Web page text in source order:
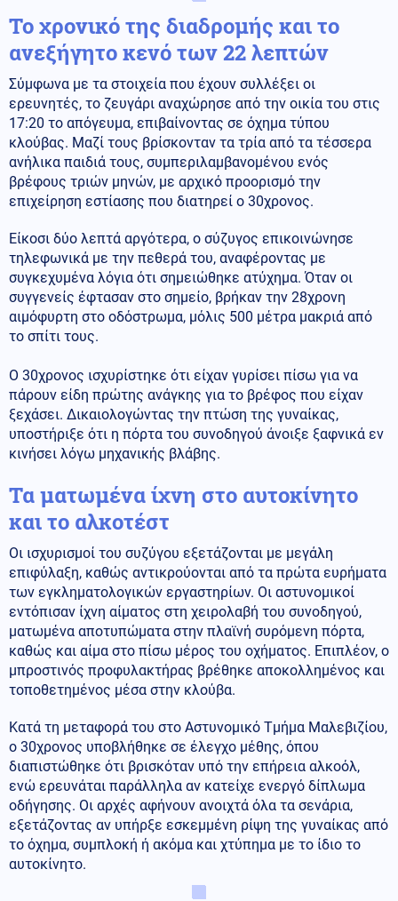
Το χρονικό της διαδρομής και το
ανεξήγητο κενό των 22 λεπτών
Σύμφωνα με τα στοιχεία που έχουν συλλέξει οι
ερευνητές, το ζευγάρι αναχώρησε από την οικία του στις
17:20 το απόγευμα, επιβαίνοντας σε όχημα τύπου
κλούβας. Μαζί τους βρίσκονταν τα τρία από τα τέσσερα
ανήλικα παιδιά τους, συμπεριλαμβανομένου ενός
βρέφους τριών μηνών, με αρχικό προορισμό την
επιχείρηση εστίασης που διατηρεί ο 30χρονος.
Είκοσι δύο λεπτά αργότερα, ο σύζυγος επικοινώνησε
τηλεφωνικά με την πεθερά του, αναφέροντας με
συγκεχυμένα λόγια ότι σημειώθηκε ατύχημα. Όταν οι
συγγενείς έφτασαν στο σημείο, βρήκαν την 28χρονη
αιμόφυρτη στο οδόστρωμα, μόλις 500 μέτρα μακριά από
το σπίτι τους.
Ο 30χρονος ισχυρίστηκε ότι είχαν γυρίσει πίσω για να
πάρουν είδη πρώτης ανάγκης για το βρέφος που είχαν
ξεχάσει. Δικαιολογώντας την πτώση της γυναίκας,
υποστήριξε ότι η πόρτα του συνοδηγού άνοιξε ξαφνικά εν
κινήσει λόγω μηχανικής βλάβης.
Τα ματωμένα ίχνη στο αυτοκίνητο
και το αλκοτέστ
Οι ισχυρισμοί του συζύγου εξετάζονται με μεγάλη
επιφύλαξη, καθώς αντικρούονται από τα πρώτα ευρήματα
των εγκληματολογικών εργαστηρίων. Οι αστυνομικοί
εντόπισαν ίχνη αίματος στη χειρολαβή του συνοδηγού,
ματωμένα αποτυπώματα στην πλαϊνή συρόμενη πόρτα,
καθώς και αίμα στο πίσω μέρος του οχήματος. Επιπλέον, ο
μπροστινός προφυλακτήρας βρέθηκε αποκολλημένος και
τοποθετημένος μέσα στην κλούβα.
Κατά τη μεταφορά του στο Αστυνομικό Τμήμα Μαλεβιζίου,
ο 30χρονος υποβλήθηκε σε έλεγχο μέθης, όπου
διαπιστώθηκε ότι βρισκόταν υπό την επήρεια αλκοόλ,
ενώ ερευνάται παράλληλα αν κατείχε ενεργό δίπλωμα
οδήγησης. Οι αρχές αφήνουν ανοιχτά όλα τα σενάρια,
εξετάζοντας αν υπήρξε εσκεμμένη ρίψη της γυναίκας από
το όχημα, συμπλοκή ή ακόμα και χτύπημα με το ίδιο το
αυτοκίνητο.